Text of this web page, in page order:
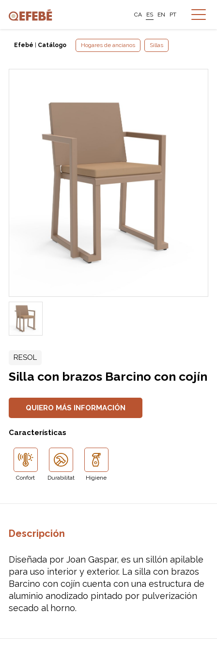
CA ES EN PT
Efebé Catálogo Hogares de ancianos Sillas
RESOL
Silla con brazos Barcino con cojín
QUIERO MÁS INFORMACIÓN
Características
Confort Durabilitat Higiene
Descripción
Diseñada por Joan Gaspar, es un sillón apilable
para uso interior y exterior. La silla con brazos
Barcino con cojín cuenta con una estructura de
aluminio anodizado pintado por pulverización
secado al horno.